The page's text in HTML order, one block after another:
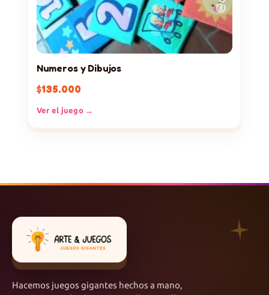
Numeros y Dibujos
$135.000
Ver el juego →
Hacemos juegos gigantes hechos a mano,